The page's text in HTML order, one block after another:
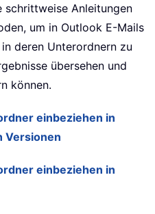
schrittweise Anleitungen
um in Outlook E-Mails
deren Unterordnern zu
übersehen und
können.
einbeziehen in
Versionen
einbeziehen in